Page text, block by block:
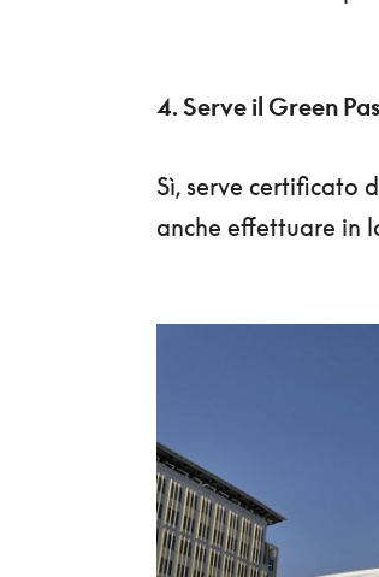
4. Serve il Green
Sì, serve certificato
anche effettuare in